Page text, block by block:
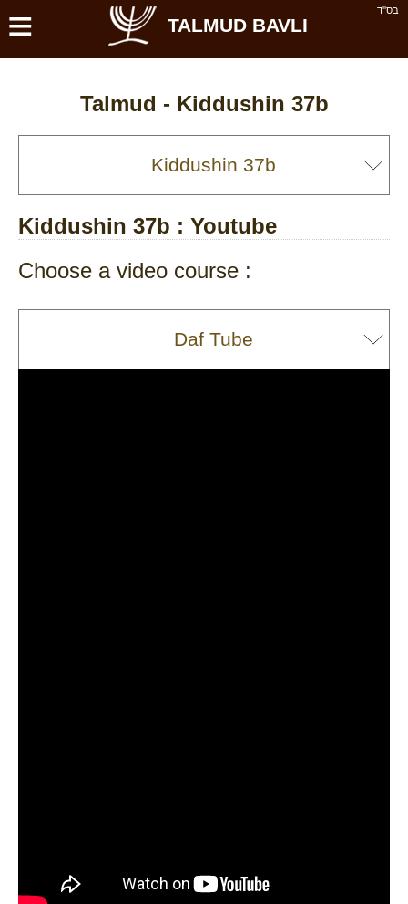
בס''ד ≡ TALMUD BAVLI
Talmud - Kiddushin 37b
Kiddushin 37b : Youtube
Choose a video course :